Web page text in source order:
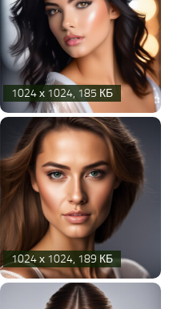
1024 х 1024, 185 КБ
1024 х 1024, 189 КБ